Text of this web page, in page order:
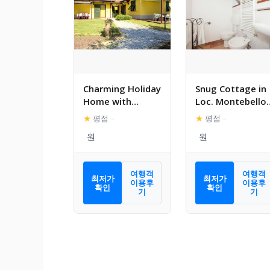
Charming Holiday
Home with
Swimming
ace, BBQ
★ 평점 –
최저가
확인
여행객
이용후
기
Snug Cottage in
Loc. Montebello
Bolano with Pool
★ 평점 –
최저가
확인
여행객
이용후
기